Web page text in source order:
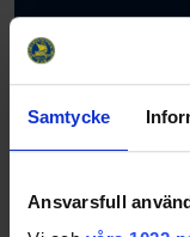
Samtycke
Ansvarsfull